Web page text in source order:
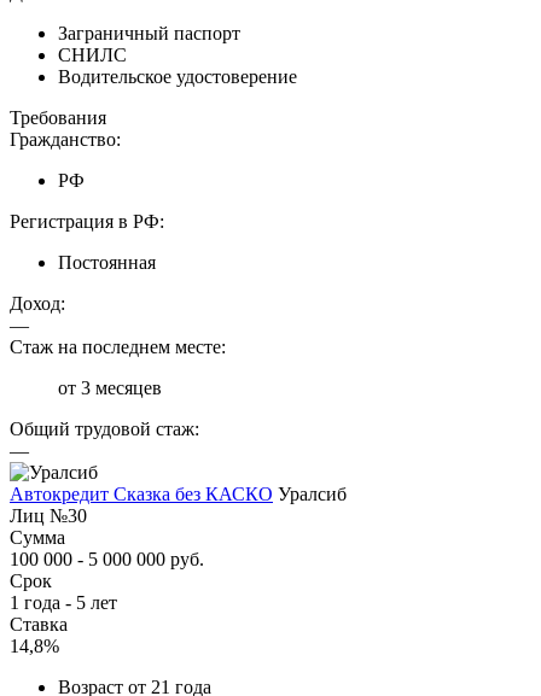
Заграничный паспорт
СНИЛС
Водительское удостоверение
Требования
Гражданство:
РФ
Регистрация в РФ:
Постоянная
Доход:
—
Стаж на последнем месте:
от 3 месяцев
Общий трудовой стаж:
—
Автокредит Сказка без КАСКО Уралсиб
Лиц №30
Сумма
100 000 - 5 000 000 руб.
Срок
1 года - 5 лет
Ставка
14,8%
Возраст от 21 года